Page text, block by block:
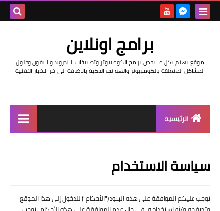
برامج اونلاين
موقع يهتم بكل ما يخص برامج الكومبيوتر وتطبيقات الاندرويد والايفون وحلول
المشاكل المتعلقة بالكومبيوتر والهواتف الذكية بالاضافة الى آخر الاخبار التقنية
الرئيسية
اندرويد
سياسة الاستخدام
توجب عليكم الموافقة على هذه البنود ("الأحكام") للدخول إلى هذا الموقع